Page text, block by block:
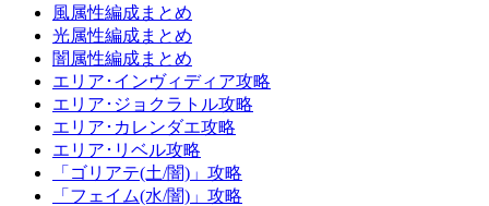
風属性編成まとめ
光属性編成まとめ
闇属性編成まとめ
エリア･インヴィディア攻略
エリア･ジョクラトル攻略
エリア･カレンダエ攻略
エリア･リベル攻略
「ゴリアテ(土/闇)」攻略
「フェイム(水/闇)」攻略